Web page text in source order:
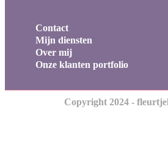
Contact
Mijn diensten
Over mij
Onze klanten portfolio
Copyright 2024 -